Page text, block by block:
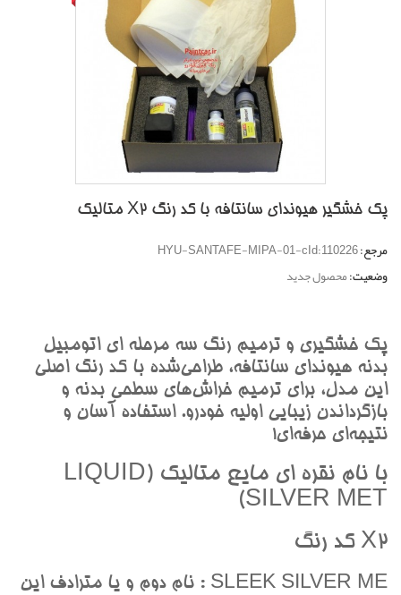
پک خشگير هیوندای سانتافه با کد رنگ X2 متاليک
مرجع:HYU-SANTAFE-MIPA-01-cId:110226
وضعیت:محصول جدید
پک خشگيري و ترميم رنگ سه مرحله اي اتومبيل
بدنه هيونداي سانتافه، طراحي‌شده با کد رنگ اصلي
اين مدل، براي ترميم خراش‌هاي سطحي بدنه و
بازگرداندن زيبايي اوليه خودرو. استفاده آسان و
نتيجه‌اي حرفه‌اي!
با نام نقره اي مايع متاليک (LIQUID
SILVER MET)
X2 کد رنگ
SLEEK SILVER ME : نام دوم و يا مترادف اين